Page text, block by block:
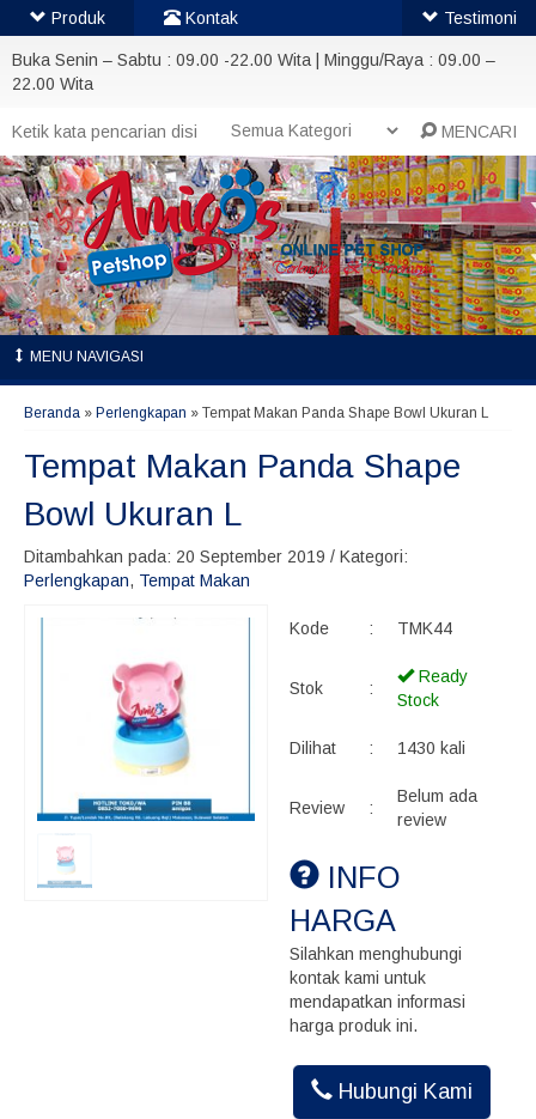
Buka Senin – Sabtu : 09.00 -22.00 Wita | Minggu/Raya : 09.00 –
22.00 Wita
MENCARI
MENU NAVIGASI
Beranda » Perlengkapan » Tempat Makan Panda Shape Bowl Ukuran L
Tempat Makan Panda Shape
Bowl Ukuran L
Ditambahkan pada: 20 September 2019 / Kategori:
Perlengkapan, Tempat Makan
Kode : TMK44
Stok :
Ready
Stock
Dilihat : 1430 kali
Review :
Belum ada
review
INFO
HARGA
Silahkan menghubungi
kontak kami untuk
mendapatkan informasi
harga produk ini.
Hubungi Kami
Produk Kontak Testimoni